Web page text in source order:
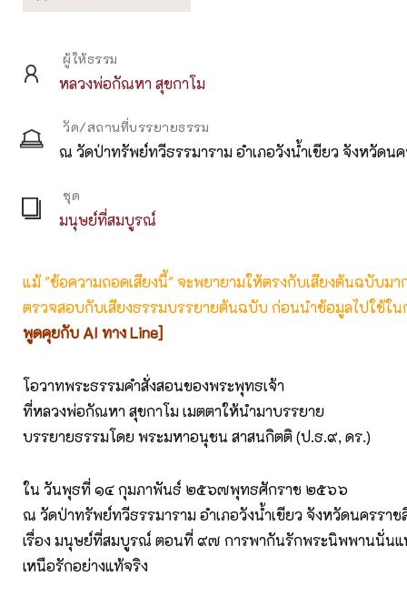
ผู้ให้ธรรม
หลวงพ่อกัณหา สุขกาโม
วัด/สถานที่บรรยายธรรม
ณ วัดป่าทรัพย์ทวีธรรมาราม อำเภอวังน้ำเขียว จังหวัดน
ชุด
มนุษย์ที่สมบูรณ์
แม้ "ข้อความถอดเสียงนี้" จะพยายามให้ตรงกับเสียงต้นฉบับม
ตรวจสอบกับเสียงธรรมบรรยายต้นฉบับ ก่อนนำข้อมูลไปใช้ใน
พูดคุยกับ AI ทาง Line]
โอวาทพระธรรมคำสั่งสอนของพระพุทธเจ้า
ที่หลวงพ่อกัณหา สุขกาโม เมตตาให้นำมาบรรยาย
บรรยายธรรมโดย พระมหาอนุชน สาสนกิตติ (ป.ธ.๙, ดร.)
ใน วันพุธที่ ๑๔ กุมภาพันธ์ ๒๕๖๗พุทธศักราช ๒๕๖๖
ณ วัดป่าทรัพย์ทวีธรรมาราม อำเภอวังน้ำเขียว จังหวัดนครราช
เรื่อง มนุษย์ที่สมบูรณ์ ตอนที่ ๙๗ การพากันรักพระนิพพานนั่นแ
เหนือรักอย่างแท้จริง